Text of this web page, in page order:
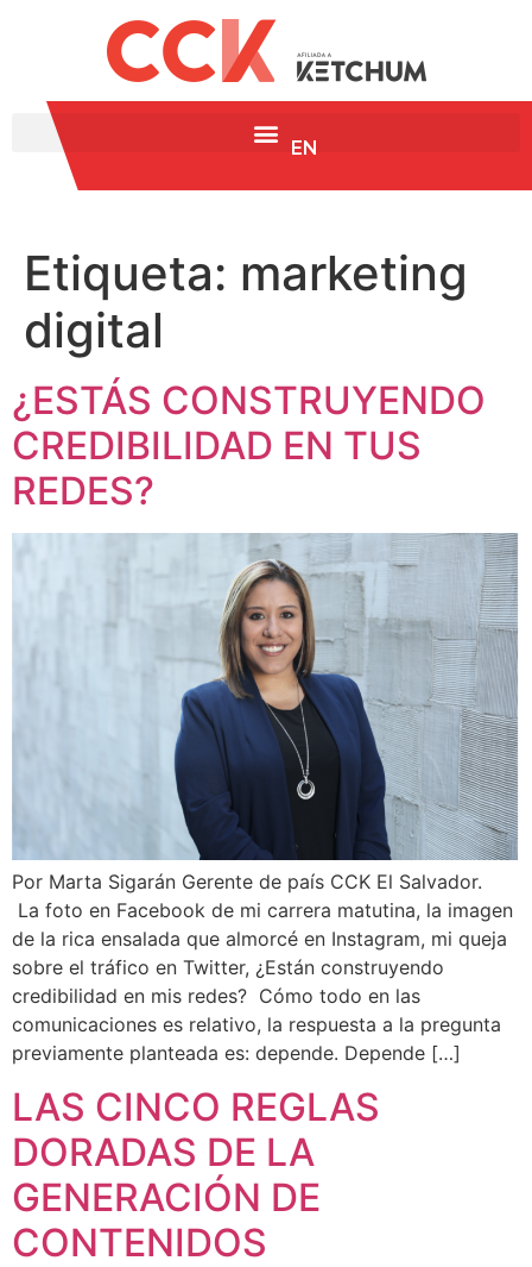
EN
Etiqueta: marketing
digital
¿ESTÁS CONSTRUYENDO
CREDIBILIDAD EN TUS
REDES?
Por Marta Sigarán Gerente de país CCK El Salvador.
La foto en Facebook de mi carrera matutina, la imagen
de la rica ensalada que almorcé en Instagram, mi queja
sobre el tráfico en Twitter, ¿Están construyendo
credibilidad en mis redes? Cómo todo en las
comunicaciones es relativo, la respuesta a la pregunta
previamente planteada es: depende. Depende […]
LAS CINCO REGLAS
DORADAS DE LA
GENERACIÓN DE
CONTENIDOS